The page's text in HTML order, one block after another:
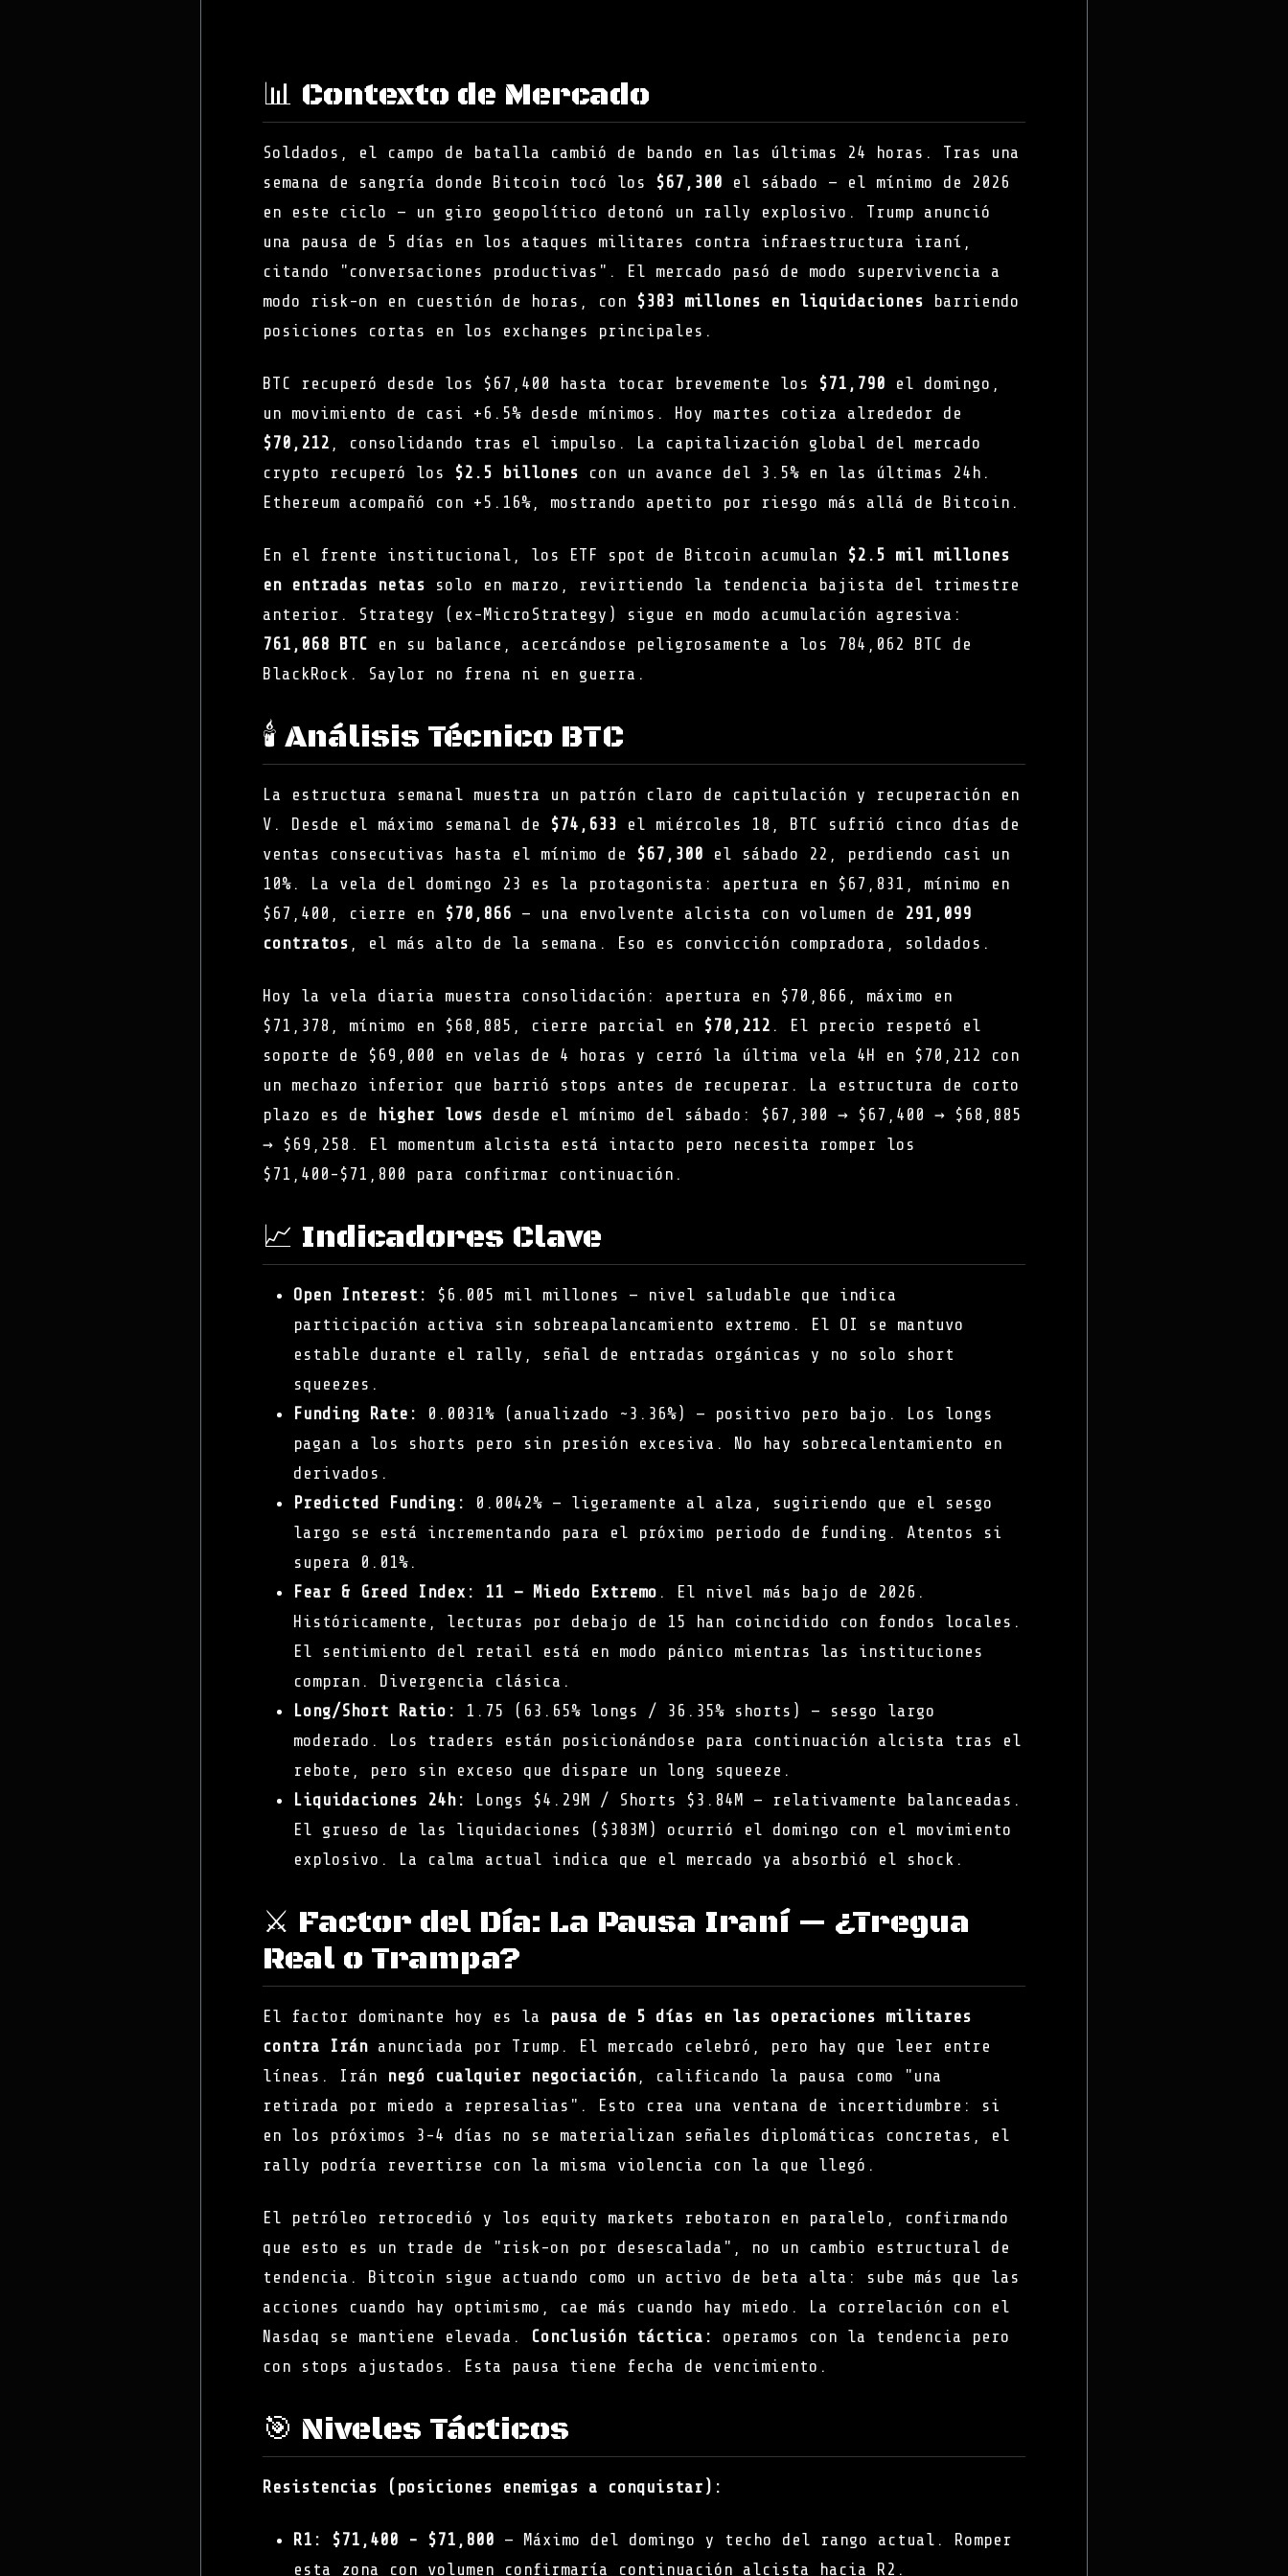
📊 Contexto de Mercado
Soldados, el campo de batalla cambió de bando en las últimas 24 horas. Tras una
semana de sangría donde Bitcoin tocó los $67,300 el sábado — el mínimo de 2026
en este ciclo — un giro geopolítico detonó un rally explosivo. Trump anunció
una pausa de 5 días en los ataques militares contra infraestructura iraní,
citando "conversaciones productivas". El mercado pasó de modo supervivencia a
modo risk-on en cuestión de horas, con $383 millones en liquidaciones barriendo
posiciones cortas en los exchanges principales.
BTC recuperó desde los $67,400 hasta tocar brevemente los $71,790 el domingo,
un movimiento de casi +6.5% desde mínimos. Hoy martes cotiza alrededor de
$70,212 , consolidando tras el impulso. La capitalización global del mercado
crypto recuperó los $2.5 billones con un avance del 3.5% en las últimas 24h.
Ethereum acompañó con +5.16%, mostrando apetito por riesgo más allá de Bitcoin.
En el frente institucional, los ETF spot de Bitcoin acumulan $2.5 mil millones
en entradas netas solo en marzo, revirtiendo la tendencia bajista del trimestre
anterior. Strategy (ex-MicroStrategy) sigue en modo acumulación agresiva:
761,068 BTC en su balance, acercándose peligrosamente a los 784,062 BTC de
BlackRock. Saylor no frena ni en guerra.
🕯️ Análisis Técnico BTC
La estructura semanal muestra un patrón claro de capitulación y recuperación en
V. Desde el máximo semanal de $74,633 el miércoles 18, BTC sufrió cinco días de
ventas consecutivas hasta el mínimo de $67,300 el sábado 22, perdiendo casi un
10%. La vela del domingo 23 es la protagonista: apertura en $67,831, mínimo en
$67,400, cierre en $70,866 — una envolvente alcista con volumen de 291,099
contratos , el más alto de la semana. Eso es convicción compradora, soldados.
Hoy la vela diaria muestra consolidación: apertura en $70,866, máximo en
$71,378, mínimo en $68,885, cierre parcial en $70,212 . El precio respetó el
soporte de $69,000 en velas de 4 horas y cerró la última vela 4H en $70,212 con
un mechazo inferior que barrió stops antes de recuperar. La estructura de corto
plazo es de higher lows desde el mínimo del sábado: $67,300 → $67,400 → $68,885
→ $69,258. El momentum alcista está intacto pero necesita romper los
$71,400-$71,800 para confirmar continuación.
📈 Indicadores Clave
Open Interest:
$6.005 mil millones — nivel saludable que indica
participación activa sin sobreapalancamiento extremo. El OI se mantuvo
estable durante el rally, señal de entradas orgánicas y no solo short
squeezes.
Funding Rate:
0.0031% (anualizado ~3.36%) — positivo pero bajo. Los longs
pagan a los shorts pero sin presión excesiva. No hay sobrecalentamiento en
derivados.
Predicted Funding:
0.0042% — ligeramente al alza, sugiriendo que el sesgo
largo se está incrementando para el próximo periodo de funding. Atentos si
supera 0.01%.
Fear & Greed Index:
11 — Miedo Extremo . El nivel más bajo de 2026.
Históricamente, lecturas por debajo de 15 han coincidido con fondos locales.
El sentimiento del retail está en modo pánico mientras las instituciones
compran. Divergencia clásica.
Long/Short Ratio:
1.75 (63.65% longs / 36.35% shorts) — sesgo largo
moderado. Los traders están posicionándose para continuación alcista tras el
rebote, pero sin exceso que dispare un long squeeze.
Liquidaciones 24h:
Longs $4.29M / Shorts $3.84M — relativamente balanceadas.
El grueso de las liquidaciones ($383M) ocurrió el domingo con el movimiento
explosivo. La calma actual indica que el mercado ya absorbió el shock.
⚔️ Factor del Día: La Pausa Iraní — ¿Tregua
Real o Trampa?
El factor dominante hoy es la pausa de 5 días en las operaciones militares
contra Irán anunciada por Trump. El mercado celebró, pero hay que leer entre
líneas. Irán negó cualquier negociación , calificando la pausa como "una
retirada por miedo a represalias". Esto crea una ventana de incertidumbre: si
en los próximos 3-4 días no se materializan señales diplomáticas concretas, el
rally podría revertirse con la misma violencia con la que llegó.
El petróleo retrocedió y los equity markets rebotaron en paralelo, confirmando
que esto es un trade de "risk-on por desescalada", no un cambio estructural de
tendencia. Bitcoin sigue actuando como un activo de beta alta: sube más que las
acciones cuando hay optimismo, cae más cuando hay miedo. La correlación con el
Nasdaq se mantiene elevada. Conclusión táctica:
operamos con la tendencia pero
con stops ajustados. Esta pausa tiene fecha de vencimiento.
🎯 Niveles Tácticos
Resistencias (posiciones enemigas a conquistar):
R1: $71,400 - $71,800 — Máximo del domingo y techo del rango actual. Romper
esta zona con volumen confirmaría continuación alcista hacia R2.